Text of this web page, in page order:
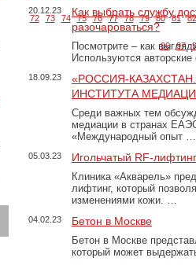
72 73 74 75 76 77 78 79 80 81 82
96 97
20.12.23
Как выбрать службу
разочароваться?
Посмотрите – как
Используются
18.09.23
«РОССИЯ-
ИНСТИТУТА
Среди важных тем
медиации в странах
«Международный опыт …
05.03.23 Игольчатый RF-
Клиника «Акварель»
лифтинг, который
изменениями кожи. …
04.02.23 Бетон в Москве
Бетон в Москве
который может